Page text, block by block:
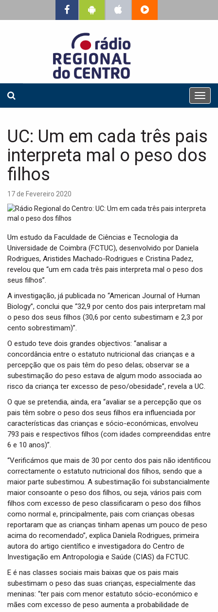
T
o
l
n
a
UC: Um em cada três pais
interpreta mal o peso dos
filhos
17 de Fevereiro 2020
Um estudo da Faculdade de Ciências e Tecnologia da
Universidade de Coimbra (FCTUC), desenvolvido por Daniela
Rodrigues, Aristides Machado-Rodrigues e Cristina Padez,
revelou que “um em cada três pais interpreta mal o peso dos
seus filhos”.
A investigação, já publicada no “American Journal of Human
Biology”, conclui que “32,9 por cento dos pais interpretam mal
o peso dos seus filhos (30,6 por cento subestimam e 2,3 por
cento sobrestimam)”.
O estudo teve dois grandes objectivos: “analisar a
concordância entre o estatuto nutricional das crianças e a
percepção que os pais têm do peso delas; observar se a
subestimação do peso estava de algum modo associada ao
risco da criança ter excesso de peso/obesidade”, revela a UC.
O que se pretendia, ainda, era “avaliar se a percepção que os
pais têm sobre o peso dos seus filhos era influenciada por
características das crianças e sócio-económicas, envolveu
793 pais e respectivos filhos (com idades compreendidas entre
6 e 10 anos)”.
“Verificámos que mais de 30 por cento dos pais não identificou
correctamente o estatuto nutricional dos filhos, sendo que a
maior parte subestimou. A subestimação foi substancialmente
maior consoante o peso dos filhos, ou seja, vários pais com
filhos com excesso de peso classificaram o peso dos filhos
como normal e, principalmente, pais com crianças obesas
reportaram que as crianças tinham apenas um pouco de peso
acima do recomendado”, explica Daniela Rodrigues, primeira
autora do artigo científico e investigadora do Centro de
Investigação em Antropologia e Saúde (CIAS) da FCTUC.
E é nas classes sociais mais baixas que os pais mais
subestimam o peso das suas crianças, especialmente das
meninas: “ter pais com menor estatuto sócio-económico e
mães com excesso de peso aumenta a probabilidade de